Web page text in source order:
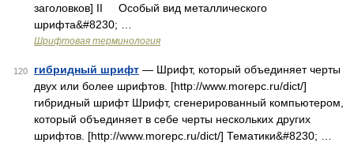
заголовков] II Особый вид металлического
шрифта&#8230; …
Шрифтовая терминология
120 гибридный шрифт — Шрифт, который объединяет черты
двух или более шрифтов. [http://www.morepc.ru/dict/]
гибридный шрифт Шрифт, сгенерированный компьютером,
который объединяет в себе черты нескольких других
шрифтов. [http://www.morepc.ru/dict/] Тематики&#8230; …